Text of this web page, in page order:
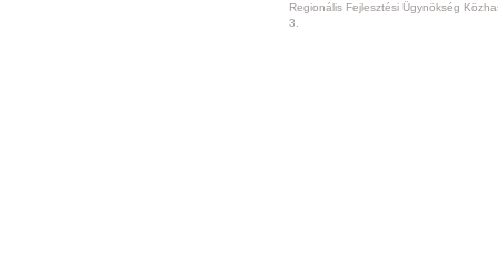
Regionális Fejlesztési Ügynökség
3.